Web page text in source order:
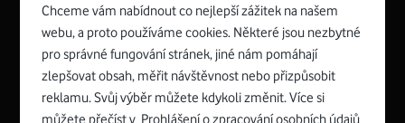
Zyxel VMG8623-T50B:
Rozměry modemu jsou 16 x 22 x 7,5 cm (včetně stojánku)
a nabízí 4 gigabitové LAN porty a bezdrátové připojení Wi-
Spojte se s Vodafonem
Chceme vám nabídnout co nejlepší zážitek na našem
webu, a proto používáme cookies. Některé jsou nezbytné
pro správné fungování stránek, jiné nám pomáhají
zlepšovat obsah, měřit návštěvnost nebo přizpůsobit
reklamu. Svůj výběr můžete kdykoli změnit. Více si
můžete přečíst v Prohlášení o zpracování osobních údajů